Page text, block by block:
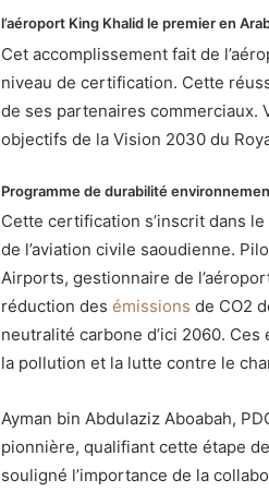
l’aéroport King Khalid le premier en
Cet accomplissement fait de
niveau de certification. Cette
de ses partenaires commerciaux.
objectifs de la Vision 2030 du
Programme de durabilité
Cette certification s’inscrit dans
de l’aviation civile saoudienne.
Airports, gestionnaire de
réduction des émissions de CO2
neutralité carbone d’ici 2060.
la pollution et la lutte contre le
Ayman bin Abdulaziz Aboabah,
pionnière, qualifiant cette étape
souligné l’importance de la